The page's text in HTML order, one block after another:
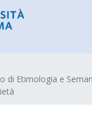
di Etimologia e